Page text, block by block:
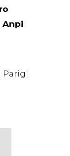
Anpi
Parigi